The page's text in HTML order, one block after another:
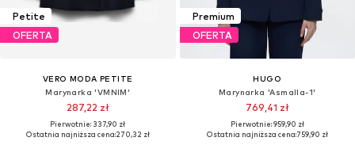
Petite
OFERTA
VERO MODA PETITE
Marynarka 'VMNIM'
287,22 zł
Pierwotnie: 337,90 zł
Ostatnia najniższa cena:270,32 zł
Premium
OFERTA
HUGO
Marynarka 'Asmalla-1'
769,41 zł
Pierwotnie: 959,90 zł
Ostatnia najniższa cena:759,90 zł